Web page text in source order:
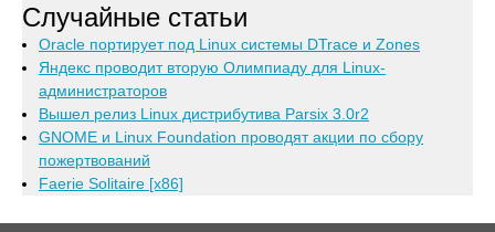
Случайные статьи
Oracle портирует под Linux системы DTrace и Zones
Яндекс проводит вторую Олимпиаду для Linux-
администраторов
Вышел релиз Linux дистрибутива Parsix 3.0r2
GNOME и Linux Foundation проводят акции по сбору
пожертвований
Faerie Solitaire [x86]